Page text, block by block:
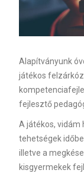
Alapítványunk
játékos
fejlesztő
A játékos, vidám
tehetségek
illetve a
kisgyermekek